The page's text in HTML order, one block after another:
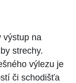
výstup na
strechy.
výlezu je
či schodišťa